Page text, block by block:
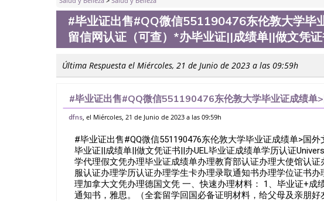
#毕业证出售#QQ微信551190476东伦敦大学毕
留信网认证（可查）*办毕业证||成绩单||做文凭
Última Respuesta el Miércoles, 21 de Junio de 2023 a las 09:59h
#毕业证出售#QQ微信551190476东伦敦大学毕业证成绩单
证（可查）*办毕业证||成绩单||做文凭证书||办UEL毕业证成
dfns, el Miércoles, 21 de Junio de 2023 a las 09:59h
#毕业证出售#QQ微信551190476东伦敦大学毕业证成绩单>国
毕业证||成绩单||做文凭证书||办UEL毕业证成绩单学历认证
学代理假文凭办理毕业证成绩单办理教育部认证办理大使馆认
服认证办理学历认证办理学生卡办理录取通知书办理学位证书
理加拿大文凭办理德国文凭 一、快速办理材料： 1、毕业证+成
通知书，雅思。（全套留学回国必备证明材料，给父母及亲朋好